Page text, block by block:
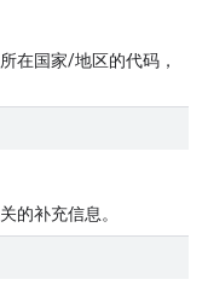
在国家/地区的代码，
的补充信息。